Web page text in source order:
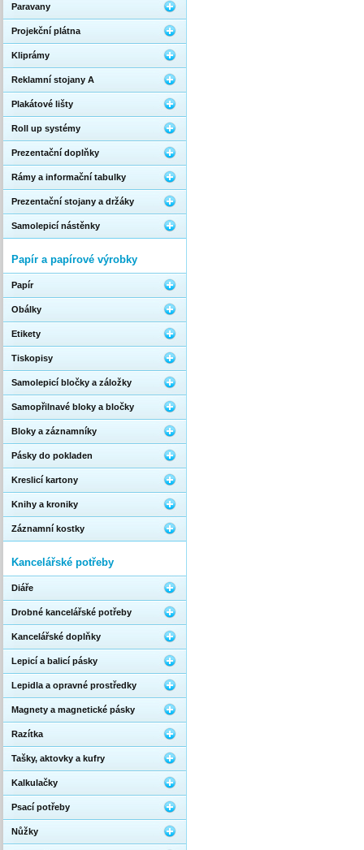
Paravany
Projekční plátna
Kliprámy
Reklamní stojany A
Plakátové lišty
Roll up systémy
Prezentační doplňky
Rámy a informační tabulky
Prezentační stojany a držáky
Samolepicí nástěnky
Papír a papírové výrobky
Papír
Obálky
Etikety
Tiskopisy
Samolepicí bločky a záložky
Samopřilnavé bloky a bločky
Bloky a záznamníky
Pásky do pokladen
Kreslicí kartony
Knihy a kroniky
Záznamní kostky
Kancelářské potřeby
Diáře
Drobné kancelářské potřeby
Kancelářské doplňky
Lepicí a balicí pásky
Lepidla a opravné prostředky
Magnety a magnetické pásky
Razítka
Tašky, aktovky a kufry
Kalkulačky
Psací potřeby
Nůžky